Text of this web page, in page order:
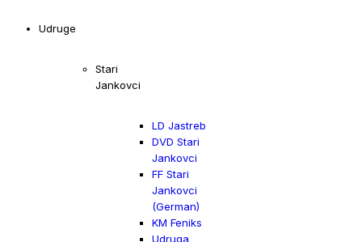
Udruge
Stari
Jankovci
LD Jastreb
DVD Stari
Jankovci
FF Stari
Jankovci
(German)
KM Feniks
Udruga